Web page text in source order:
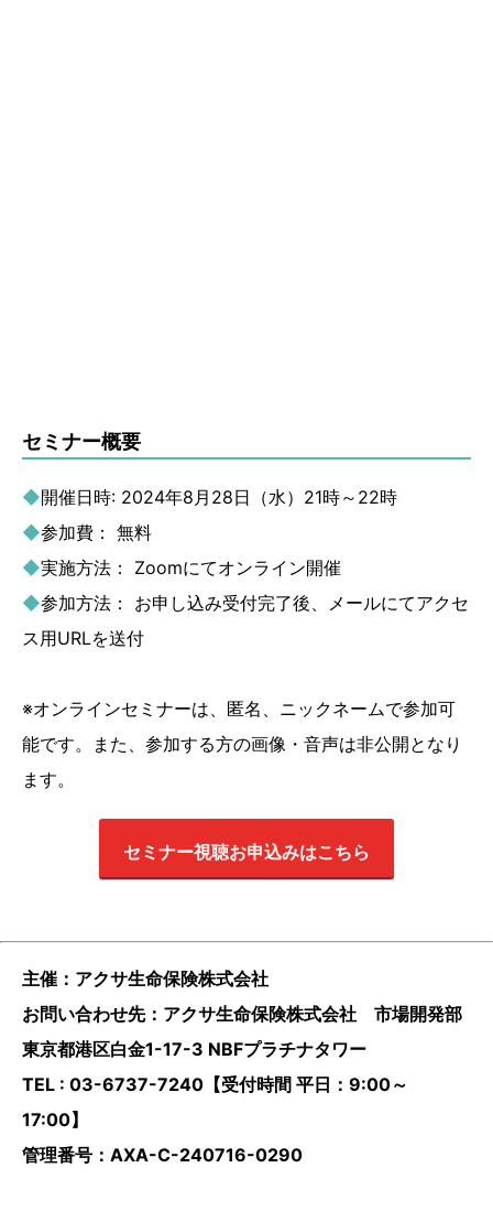
セミナー概要
◆開催日時: 2024年8月28日（水）21時～22時
◆参加費： 無料
◆実施方法： Zoomにてオンライン開催
◆参加方法： お申し込み受付完了後、メールにてアクセ
ス用URLを送付
※オンラインセミナーは、匿名、ニックネームで参加可
能です。また、参加する方の画像・音声は非公開となり
ます。
セミナー視聴お申込みはこちら
主催：アクサ生命保険株式会社
お問い合わせ先：アクサ生命保険株式会社 市場開発部
東京都港区白金1-17-3 NBFプラチナタワー
TEL : 03-6737-7240【受付時間 平日：9:00～
17:00】
管理番号：AXA-C-240716-0290